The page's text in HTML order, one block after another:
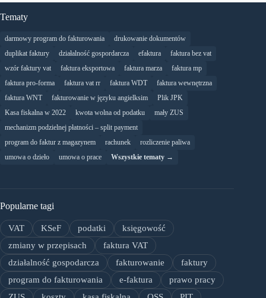
Tematy
darmowy program do fakturowania
drukowanie dokumentów
duplikat faktury
działalność gospordarcza efaktura
faktura bez vat
wzór faktury vat
faktura eksportowa faktura marza
faktura mp
faktura pro-forma
faktura vat rr faktura WDT
faktura wewnętrzna
faktura WNT
fakturowanie w języku angielksim
Plik JPK
Kasa fiskalna w 2022
kwota wolna od podatku
mały ZUS
mechanizm podzielnej płatności – split payment
program do faktur z magazynem
rachunek
rozliczenie paliwa
umowa o dzieło
umowa o prace Wszystkie tematy →
Popularne tagi
VAT KSeF podatki
księgowość
zmiany w przepisach
faktura VAT
działalność gospodarcza
fakturowanie
faktury
program do fakturowania
e-faktura
prawo pracy